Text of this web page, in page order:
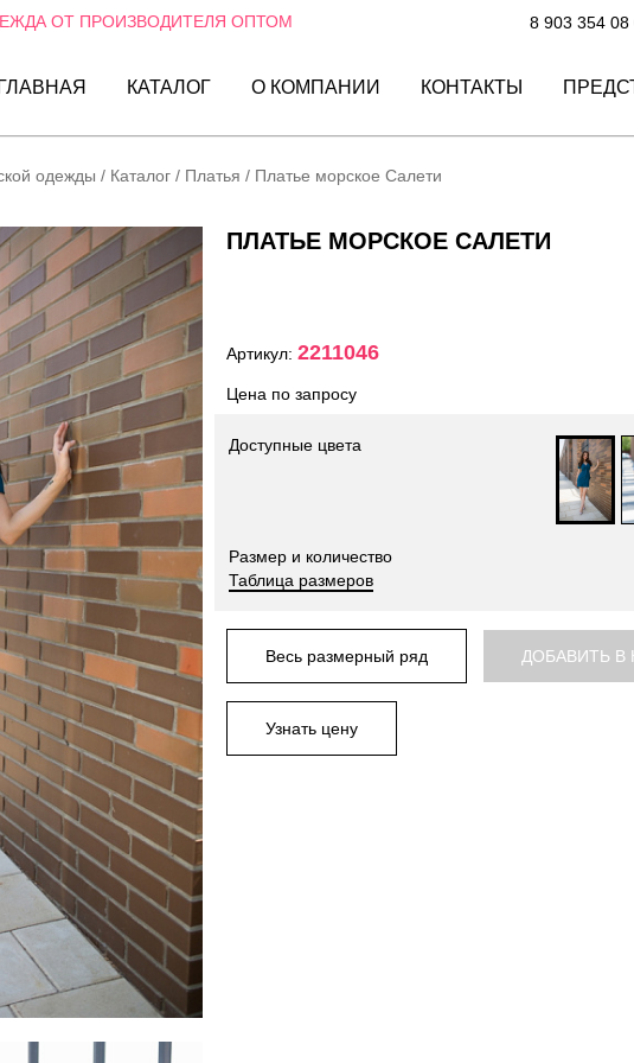
ОТ ПРОИЗВОДИТЕЛЯ ОПТОМ 8 903 354 08
ГЛАВНАЯ КАТАЛОГ О КОМПАНИИ КОНТАКТЫ
одежды / Каталог / Платья / Платье морское Салети
ПЛАТЬЕ МОРСКОЕ САЛЕТИ
Артикул: 2211046
Цена по запросу
Доступные цвета
Размер и количество
Таблица размеров
Весь размерный ряд ДОБАВИТЬ В
Узнать цену